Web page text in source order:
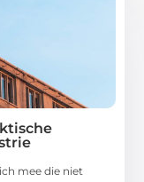
mee die niet